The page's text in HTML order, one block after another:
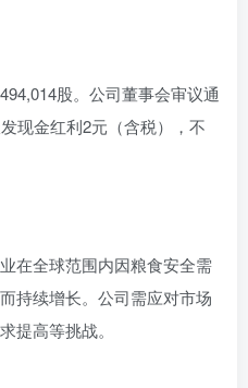
股。公司董事会审议通
现金红利2元（含税），不
在全球范围内因粮食安全需
持续增长。公司需应对市场
提高等挑战。